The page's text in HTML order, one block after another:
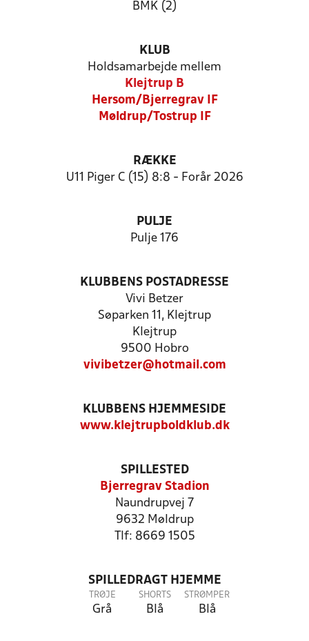
BMK (2)
KLUB
Holdsamarbejde mellem
Klejtrup B
Hersom/Bjerregrav IF
Møldrup/Tostrup IF
RÆKKE
U11 Piger C (15) 8:8 - Forår 2026
PULJE
Pulje 176
KLUBBENS POSTADRESSE
Vivi Betzer
Søparken 11, Klejtrup
Klejtrup
9500 Hobro
vivibetzer@hotmail.com
KLUBBENS HJEMMESIDE
www.klejtrupboldklub.dk
SPILLESTED
Bjerregrav Stadion
Naundrupvej 7
9632 Møldrup
Tlf: 8669 1505
SPILLEDRAGT HJEMME
TRØJE
Grå
SHORTS
Blå
STRØMPER
Blå